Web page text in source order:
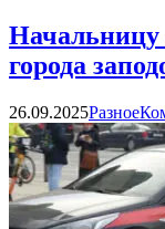
Начальницу
города
26.09.2025Разное